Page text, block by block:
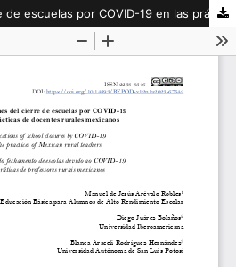
Implicaciones del cierre de escuelas por COVID-19 en las prácticas de docentes rurales mexicanos